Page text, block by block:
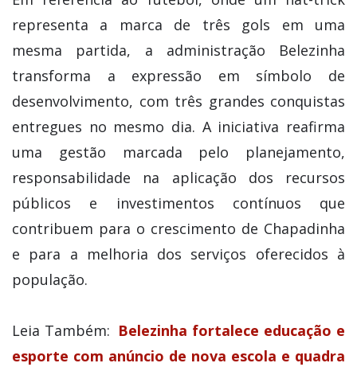
representa a marca de três gols em uma
mesma partida, a administração Belezinha
transforma a expressão em símbolo de
desenvolvimento, com três grandes conquistas
entregues no mesmo dia. A iniciativa reafirma
uma gestão marcada pelo planejamento,
responsabilidade na aplicação dos recursos
públicos e investimentos contínuos que
contribuem para o crescimento de Chapadinha
e para a melhoria dos serviços oferecidos à
população.
Leia Também: Belezinha fortalece educação e
esporte com anúncio de nova escola e quadra